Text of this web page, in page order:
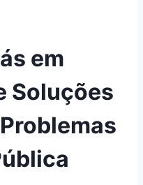
em
Soluções